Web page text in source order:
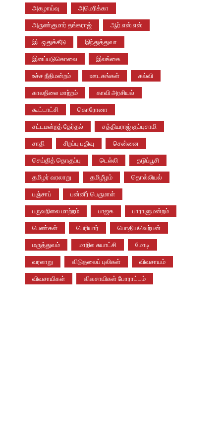
அகழாய்வு அமெரிக்கா
அருண்குமார் தங்கராஜ் ஆர்.எஸ்.எஸ்
இடஒதுக்கீடு இந்துத்துவா
இனப்படுகொலை இலங்கை
உச்ச நீதிமன்றம் ஊடகங்கள் கல்வி
காலநிலை மாற்றம் காவி அரசியல்
கூட்டாட்சி கொரோனா
சட்டமன்றத் தேர்தல் சத்தியராஜ் குப்புசாமி
சாதி சிறப்பு பதிவு சென்னை
செய்தித் தொகுப்பு டெல்லி தடுப்பூசி
தமிழர் வரலாறு தமிழீழம் தொல்லியல்
பஞ்சாப் பன்னீர் பெருமாள்
பருவநிலை மாற்றம் பாஜக பாராளுமன்றம்
பெண்கள் பெரியார் பொதியவெற்பன்
மருத்துவம் மாநில சுயாட்சி மோடி
வரலாறு விடுதலைப் புலிகள் விவசாயம்
விவசாயிகள் விவசாயிகள் போராட்டம்